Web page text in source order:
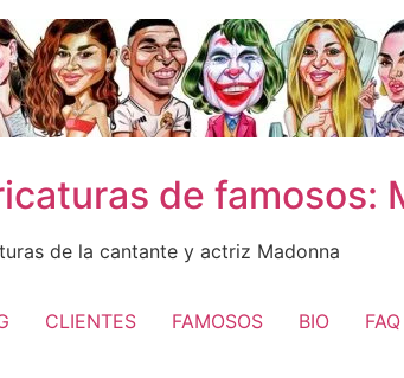
de famosos:
de la cantante y actriz Madonna
CLIENTES FAMOSOS BIO FAQ